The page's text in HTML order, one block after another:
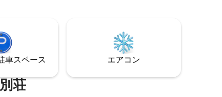
な
か味
み
（琉球畳の和室あり） ・1階：広々とした
リビング・ダイニング スマートテレビ完
備 ・床暖房付きリビング ・浴室暖房乾燥
機付きの新設バスルーム ・食器洗い乾燥
ビニ、飲食店多数 ・住宅街に位置し、静
車ス⁠ペ⁠ー⁠ス エアコン
荘